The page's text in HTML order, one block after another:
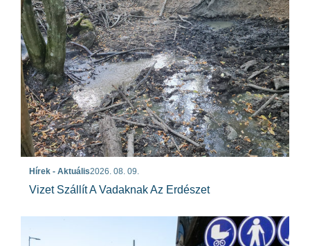
Hírek - Aktuális2026. 08. 09.
Vizet Szállít A Vadaknak Az Erdészet